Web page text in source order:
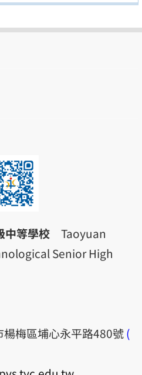
中等學校 Taoyuan
Senior High
梅區埔心永平路480號(